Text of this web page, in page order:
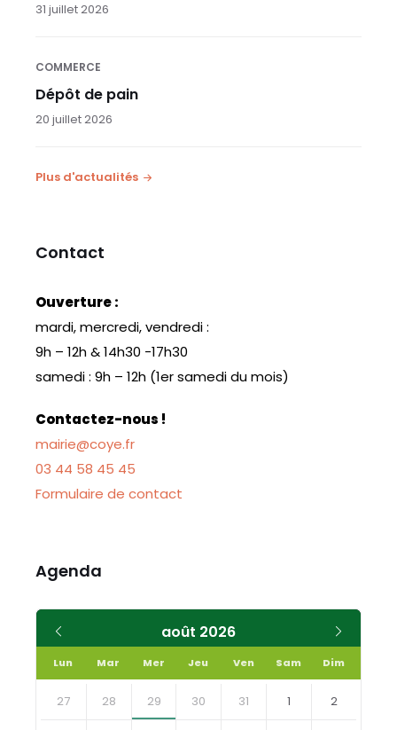
31 juillet 2026
COMMERCE
Dépôt de pain
20 juillet 2026
Plus d'actualités
Contact
Ouverture :
mardi, mercredi, vendredi :
9h – 12h & 14h30 -17h30
samedi : 9h – 12h (1er samedi du mois)
Contactez-nous !
mairie@coye.fr
03 44 58 45 45
Formulaire de contact
Agenda
août 2026
précédent
Lun Mar Mer Jeu Ven Sam Dim
Skip
calendar
27 28 29 30 31 1 2